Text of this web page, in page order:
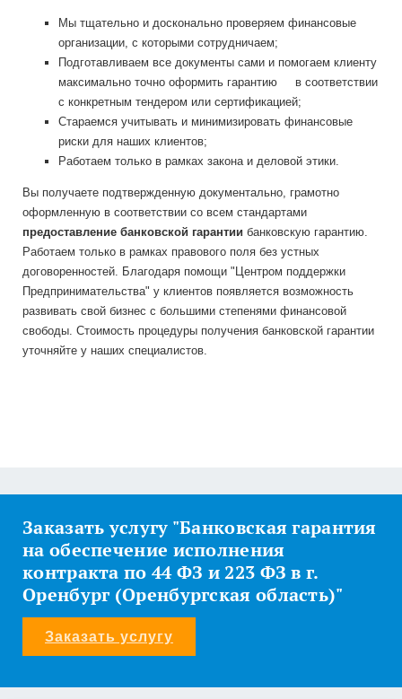
Мы тщательно и досконально проверяем финансовые
организации, с которыми сотрудничаем;
Подготавливаем все документы сами и помогаем клиенту
максимально точно оформить гарантию в соответствии
с конкретным тендером или сертификацией;
Стараемся учитывать и минимизировать финансовые
риски для наших клиентов;
Работаем только в рамках закона и деловой этики.
Вы получаете подтвержденную документально, грамотно
оформленную в соответствии со всем стандартами
предоставление банковской гарантии банковскую гарантию.
Работаем только в рамках правового поля без устных
договоренностей. Благодаря помощи "Центром поддержки
Предпринимательства" у клиентов появляется возможность
развивать свой бизнес с большими степенями финансовой
свободы. Стоимость процедуры получения банковской гарантии
уточняйте у наших специалистов.
Заказать услугу "Банковская гарантия
на обеспечение исполнения
контракта по 44 ФЗ и 223 ФЗ в г.
Оренбург (Оренбургская область)"
Заказать услугу